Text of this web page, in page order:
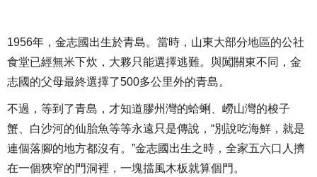
1956年，金志國出生於青島。當時，山東大部分地區的公社
食堂已經無米下炊，大夥只能選擇逃難。與闖關東不同，金
志國的父母最終選擇了500多公里外的青島。
不過，等到了青島，才知道膠州灣的蛤蜊、嶗山灣的梭子
蟹、白沙河的仙胎魚等等永遠只是傳說，“別說吃海鮮，就是
連個落腳的地方都沒有。”金志國出生之時，全家五六口人擠
在一個狹窄的門洞裡，一塊擋風木板就算個門。